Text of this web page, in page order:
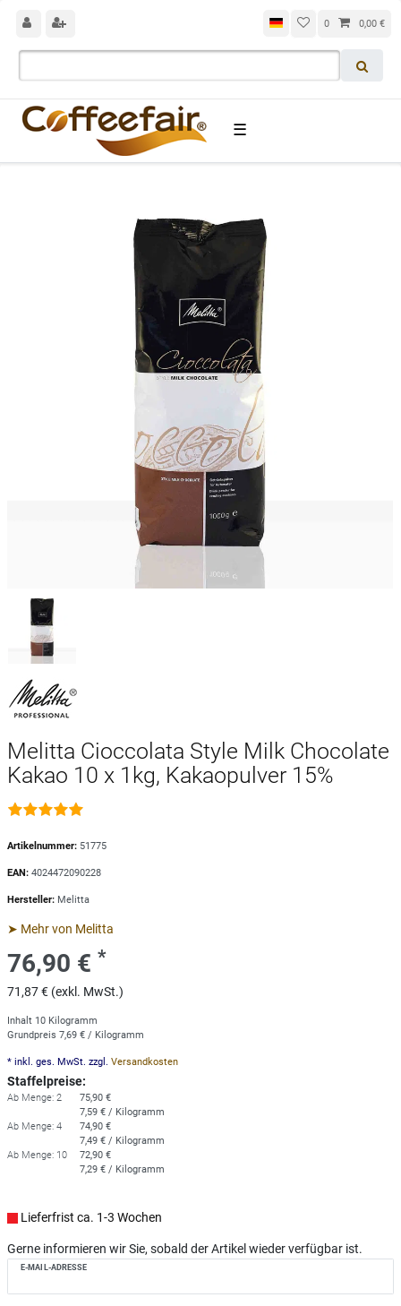
0 0,00 €
☰
Melitta Cioccolata Style Milk Chocolate
Kakao 10 x 1kg, Kakaopulver 15%
Artikelnummer: 51775
EAN: 4024472090228
Hersteller: Melitta
➤ Mehr von Melitta
76,90 € *
71,87 € (exkl. MwSt.)
Inhalt 10 Kilogramm
Grundpreis 7,69 € / Kilogramm
* inkl. ges. MwSt. zzgl. Versandkosten
Staffelpreise:
Ab Menge: 2
75,90 €
7,59 € / Kilogramm
Ab Menge: 4
74,90 €
7,49 € / Kilogramm
Ab Menge: 10
72,90 €
7,29 € / Kilogramm
Lieferfrist ca. 1-3 Wochen
Gerne informieren wir Sie, sobald der Artikel wieder verfügbar ist.
E-MAIL-ADRESSE